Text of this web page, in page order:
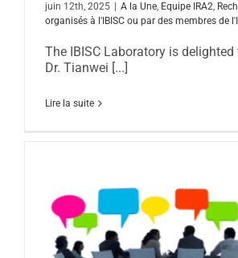
juin 12th, 2025 A la Une, Equipe IRA2,
organisés à l'IBISC ou par des membres de
The IBISC Laboratory is
Dr. Tianwei [...]
Lire la suite